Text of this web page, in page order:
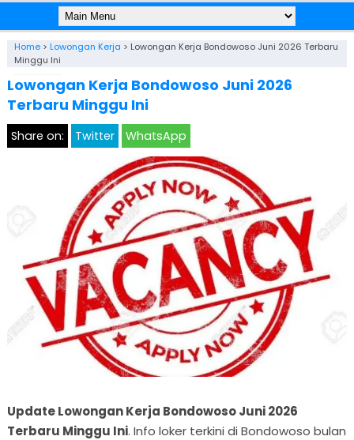
Home> Lowongan Kerja > Lowongan Kerja Bondowoso Juni 2026 Terbaru
Minggu Ini
Lowongan Kerja Bondowoso Juni 2026
Terbaru Minggu Ini
Share on: Twitter WhatsApp
Update Lowongan Kerja Bondowoso Juni 2026
Terbaru Minggu Ini. Info loker terkini di Bondowoso bulan